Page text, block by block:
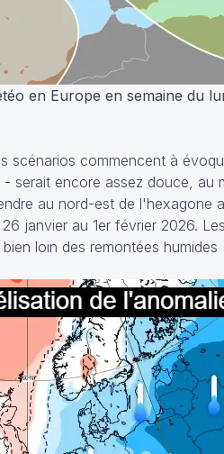
en Europe en semaine du
scénarios commencent à
serait encore assez douce, au
au nord-est de l'hexagone
janvier au 1er février 2026.
loin des remontées